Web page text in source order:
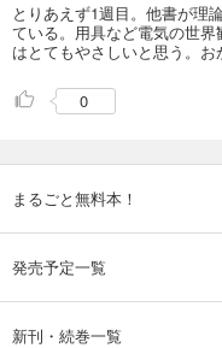
とりあえず1週目。他書が理
ている。用具など電気の世
はとてもやさしいと思う。お
0
まるごと無料本！
発売予定一覧
新刊・続巻一覧